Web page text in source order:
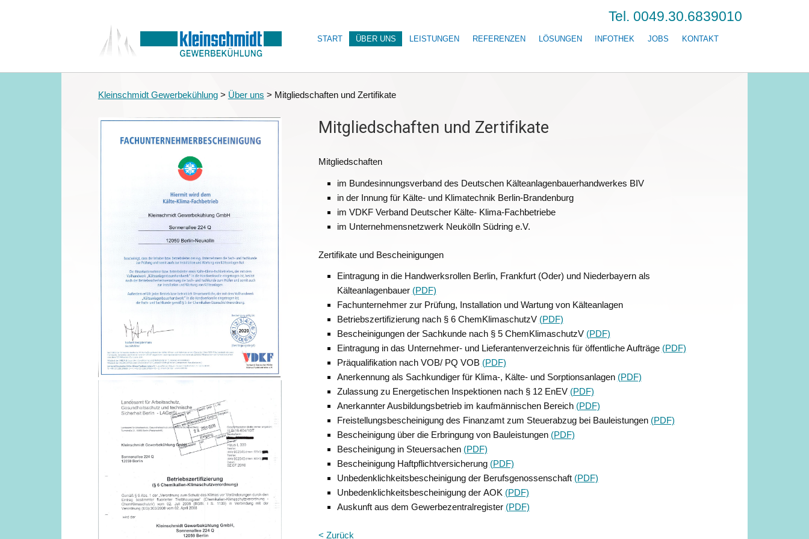
Tel. 0049.30.6839010
START ÜBER UNS LEISTUNGEN REFERENZEN LÖSUNGEN INFOTHEK JOBS KONTAKT
Kleinschmidt Gewerbekühlung> Über uns > Mitgliedschaften und Zertifikate
Mitgliedschaften und Zertifikate
Mitgliedschaften
im Bundesinnungsverband des Deutschen Kälteanlagenbauerhandwerkes BIV
in der Innung für Kälte- und Klimatechnik Berlin-Brandenburg
im VDKF Verband Deutscher Kälte- Klima-Fachbetriebe
im Unternehmensnetzwerk Neukölln Südring e.V.
Zertifikate und Bescheinigungen
Eintragung in die Handwerksrollen Berlin, Frankfurt (Oder) und Niederbayern als
Kälteanlagenbauer (PDF)
Fachunternehmer zur Prüfung, Installation und Wartung von Kälteanlagen
Betriebszertifizierung nach § 6 ChemKlimaschutzV (PDF)
Bescheinigungen der Sachkunde nach § 5 ChemKlimaschutzV (PDF)
Eintragung in das Unternehmer- und Lieferantenverzeichnis für öffentliche Aufträge (PDF)
Präqualifikation nach VOB/ PQ VOB (PDF)
Anerkennung als Sachkundiger für Klima-, Kälte- und Sorptionsanlagen (PDF)
Zulassung zu Energetischen Inspektionen nach § 12 EnEV (PDF)
Anerkannter Ausbildungsbetrieb im kaufmännischen Bereich (PDF)
Freistellungsbescheinigung des Finanzamt zum Steuerabzug bei Bauleistungen (PDF)
Bescheinigung über die Erbringung von Bauleistungen (PDF)
Bescheinigung in Steuersachen (PDF)
Bescheinigung Haftpflichtversicherung (PDF)
Unbedenklichkeitsbescheinigung der Berufsgenossenschaft (PDF)
Unbedenklichkeitsbescheinigung der AOK (PDF)
Auskunft aus dem Gewerbezentralregister (PDF)
< Zurück